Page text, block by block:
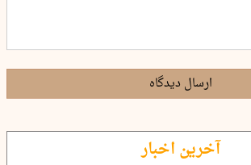
ارسال دیدگاه
آخرین اخبار